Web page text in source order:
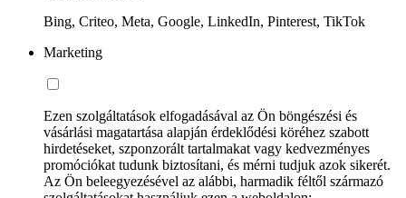
Bing, Criteo, Meta, Google, LinkedIn, Pinterest, TikTok
Marketing
Ezen szolgáltatások elfogadásával az Ön böngészési és
vásárlási magatartása alapján érdeklődési köréhez szabott
hirdetéseket, szponzorált tartalmakat vagy kedvezményes
promóciókat tudunk biztosítani, és mérni tudjuk azok sikerét.
Az Ön beleegyezésével az alábbi, harmadik féltől származó